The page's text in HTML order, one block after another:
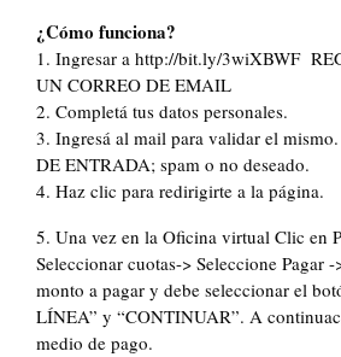
¿Cómo funciona?
1. Ingresar a http://bit.ly/3wiXBWF
UN CORREO DE EMAIL
2. Completá tus datos personales.
3. Ingresá al mail para validar el
DE ENTRADA; spam o no deseado.
4. Haz clic para redirigirte a la página.
5. Una vez en la Oficina virtual Clic en
Seleccionar cuotas-> Seleccione Pagar
monto a pagar y debe seleccionar el
LÍNEA” y “CONTINUAR”. A
medio de pago.